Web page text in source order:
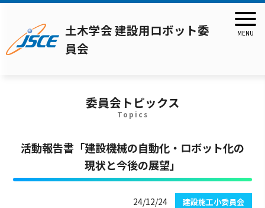
土木学会 建設用ロボット委
員会
委員会トピックス
Topics
活動報告書「建設機械の自動化・ロボット化の
現状と今後の展望」
24/12/24 建設施工小委員会